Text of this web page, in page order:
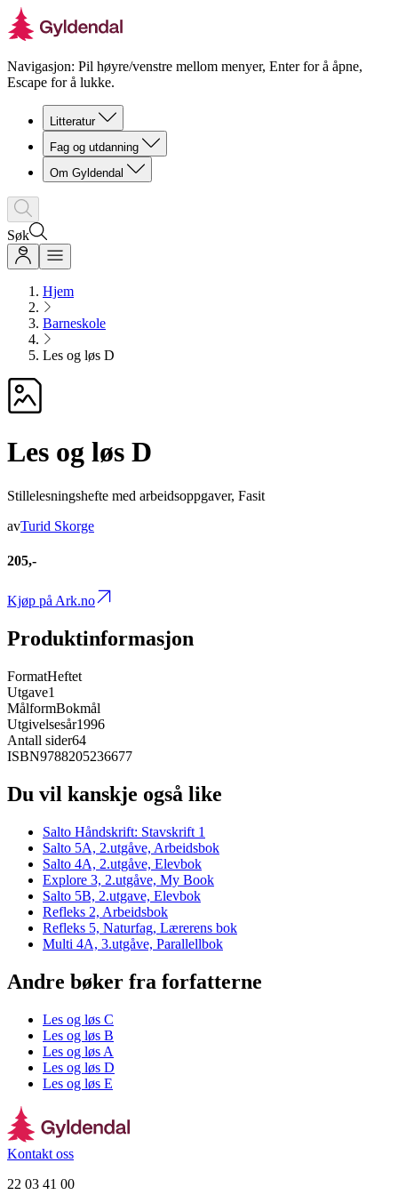
Navigasjon: Pil høyre/venstre mellom menyer, Enter for å åpne,
Escape for å lukke.
Litteratur
Fag og utdanning
Om Gyldendal
Søk
Hjem
Barneskole
Les og løs D
Les og løs D
Stillelesningshefte med arbeidsoppgaver, Fasit
avTurid Skorge
205,-
Kjøp på Ark.no
Produktinformasjon
FormatHeftet
Utgave1
MålformBokmål
Utgivelsesår1996
Antall sider64
ISBN9788205236677
Du vil kanskje også like
Salto Håndskrift: Stavskrift 1
Salto 5A, 2.utgåve, Arbeidsbok
Salto 4A, 2.utgåve, Elevbok
Explore 3, 2.utgåve, My Book
Salto 5B, 2.utgave, Elevbok
Refleks 2, Arbeidsbok
Refleks 5, Naturfag, Lærerens bok
Multi 4A, 3.utgåve, Parallellbok
Andre bøker fra forfatterne
Les og løs C
Les og løs B
Les og løs A
Les og løs D
Les og løs E
Kontakt oss
22 03 41 00